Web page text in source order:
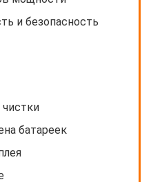
и безопасность
чистки
батареек